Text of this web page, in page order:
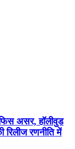
असर, हॉलीवुड
रिलीज रणनीति में